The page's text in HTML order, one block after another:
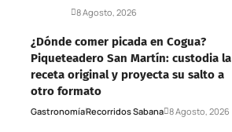
8 Agosto, 2026
¿Dónde comer picada en Cogua?
Piqueteadero San Martín: custodia la
receta original y proyecta su salto a
otro formato
GastronomíaRecorridos Sabana 8 Agosto, 2026